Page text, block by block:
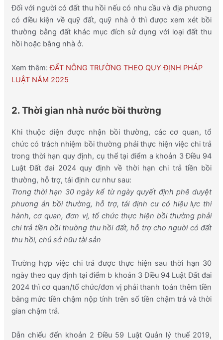
Đối với người có đất thu hồi nếu có nhu cầu và địa phương
có điều kiện về quỹ đất, quỹ nhà ở thì được xem xét bồi
thường bằng đất khác mục đích sử dụng với loại đất thu
hồi hoặc bằng nhà ở.
Xem thêm: ĐẤT NÔNG TRƯỜNG THEO QUY ĐỊNH PHÁP
LUẬT NĂM 2025
2. Thời gian nhà nước bồi thường
Khi thuộc diện được nhận bồi thường, các cơ quan, tổ
chức có trách nhiệm bồi thường phải thực hiện việc chi trả
trong thời hạn quy định, cụ thể tại điểm a khoản 3 Điều 94
Luật Đất đai 2024 quy định về thời hạn chi trả tiền bồi
thường, hỗ trợ, tái định cư như sau:
Trong thời hạn 30 ngày kể từ ngày quyết định phê duyệt
phương án bồi thường, hỗ trợ, tái định cư có hiệu lực thi
hành, cơ quan, đơn vị, tổ chức thực hiện bồi thường phải
chi trả tiền bồi thường thu hồi đất, hỗ trợ cho người có đất
thu hồi, chủ sở hữu tài sản
Trường hợp việc chi trả được thực hiện sau thời hạn 30
ngày theo quy định tại điểm b khoản 3 Điều 94 Luật Đất đai
2024 thì cơ quan/tổ chức/đơn vị phải thanh toán thêm tiền
bằng mức tiền chậm nộp tính trên số tiền chậm trả và thời
gian chậm trả.
Dẫn chiếu đến khoản 2 Điều 59 Luật Quản lý thuế 2019,